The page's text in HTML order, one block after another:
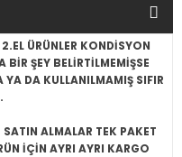
ÜRÜNLER KONDİSYON
ŞEY BELİRTİLMEMİŞSE
YA DA KULLANILMAMIŞ SIFIR
ALMALAR TEK PAKET
İÇİN AYRI AYRI KARGO